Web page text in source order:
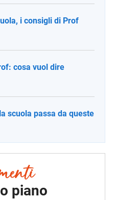
i consigli di Prof
cosa vuol dire
scuola passa da queste
piano